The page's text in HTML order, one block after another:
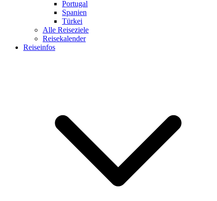
Portugal
Spanien
Türkei
Alle Reiseziele
Reisekalender
Reiseinfos